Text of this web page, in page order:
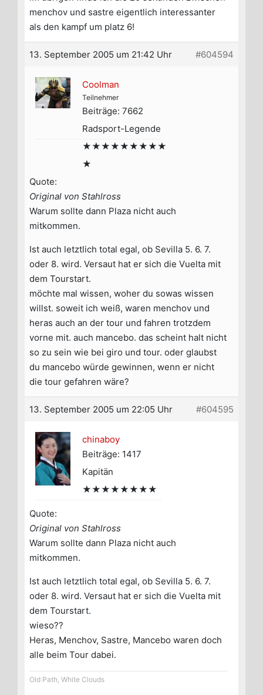
menchov und sastre eigentlich interessanter
als den kampf um platz 6!
13. September 2005 um 21:42 Uhr #604594
Coolman
Teilnehmer
Beiträge: 7662
Radsport-Legende
★★★★★★★★★
★
Quote:
Original von Stahlross
Warum sollte dann Plaza nicht auch
mitkommen.
Ist auch letztlich total egal, ob Sevilla 5. 6. 7.
oder 8. wird. Versaut hat er sich die Vuelta mit
dem Tourstart.
möchte mal wissen, woher du sowas wissen
willst. soweit ich weiß, waren menchov und
heras auch an der tour und fahren trotzdem
vorne mit. auch mancebo. das scheint halt nicht
so zu sein wie bei giro und tour. oder glaubst
du mancebo würde gewinnen, wenn er nicht
die tour gefahren wäre?
13. September 2005 um 22:05 Uhr #604595
chinaboy
Beiträge: 1417
Kapitän
★★★★★★★★
Quote:
Original von Stahlross
Warum sollte dann Plaza nicht auch
mitkommen.
Ist auch letztlich total egal, ob Sevilla 5. 6. 7.
oder 8. wird. Versaut hat er sich die Vuelta mit
dem Tourstart.
wieso??
Heras, Menchov, Sastre, Mancebo waren doch
alle beim Tour dabei.
Old Path, White Clouds